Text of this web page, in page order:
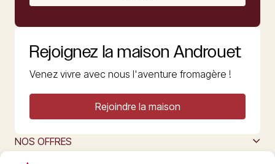
Rejoignez la maison Androuet
Venez vivre avec nous l'aventure fromagère !
Rejoindre la maison
NOS OFFRES